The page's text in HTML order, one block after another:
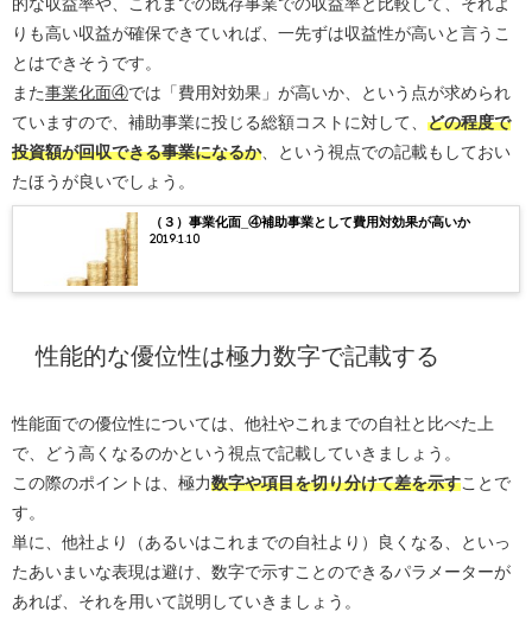
的な収益率や、これまでの既存事業での収益率と比較して、それよ
りも高い収益が確保できていれば、一先ずは収益性が高いと言うこ
とはできそうです。
また事業化面④では「費用対効果」が高いか、という点が求められ
ていますので、補助事業に投じる総額コストに対して、 どの程度で
投資額が回収できる事業になるか、という視点での記載もしておい
たほうが良いでしょう。
（３）事業化面_④補助事業として費用対効果が高いか
2019.1.10
性能的な優位性は極力数字で記載する
性能面での優位性については、他社やこれまでの自社と比べた上
で、どう高くなるのかという視点で記載していきましょう。
この際のポイントは、極力数字や項目を切り分けて差を示す ことで
す。
単に、他社より（あるいはこれまでの自社より）良くなる、といっ
たあいまいな表現は避け、数字で示すことのできるパラメーターが
あれば、それを用いて説明していきましょう。